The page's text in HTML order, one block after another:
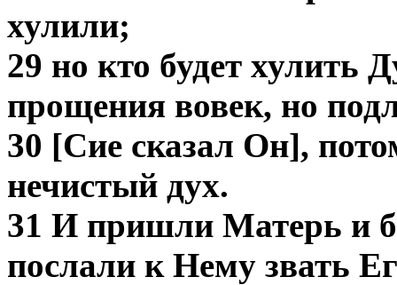
хулили;
29 но кто будет хулить
прощения вовек, но
30 [Сие сказал Он],
нечистый дух.
31 И пришли Матерь и
послали к Нему звать